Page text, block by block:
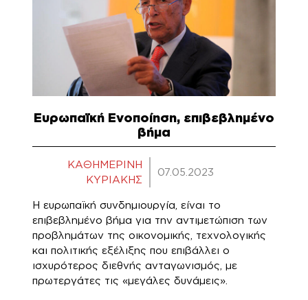
Ευρωπαϊκή Ενοποίηση, επιβεβλημένο
βήμα
ΚΑΘΗΜΕΡΙΝΗ
ΚΥΡΙΑΚΗΣ
07.05.2023
Η ευρωπαϊκή συνδημιουργία, είναι το
επιβεβλημένο βήμα για την αντιμετώπιση των
προβλημάτων της οικονομικής, τεχνολογικής
και πολιτικής εξέλιξης που επιβάλλει ο
ισχυρότερος διεθνής ανταγωνισμός, με
πρωτεργάτες τις «μεγάλες δυνάμεις».